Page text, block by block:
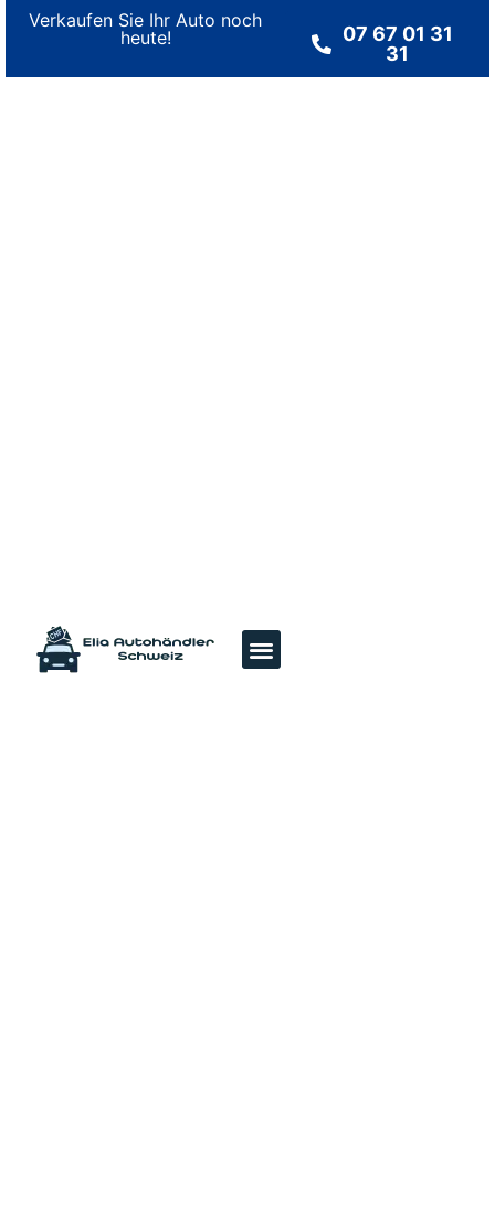
Verkaufen Sie Ihr Auto noch
heute!
07 67 01 31
31